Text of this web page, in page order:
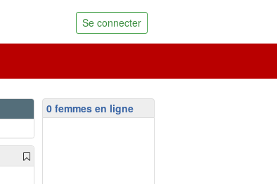
Se connecter
0 femmes en ligne